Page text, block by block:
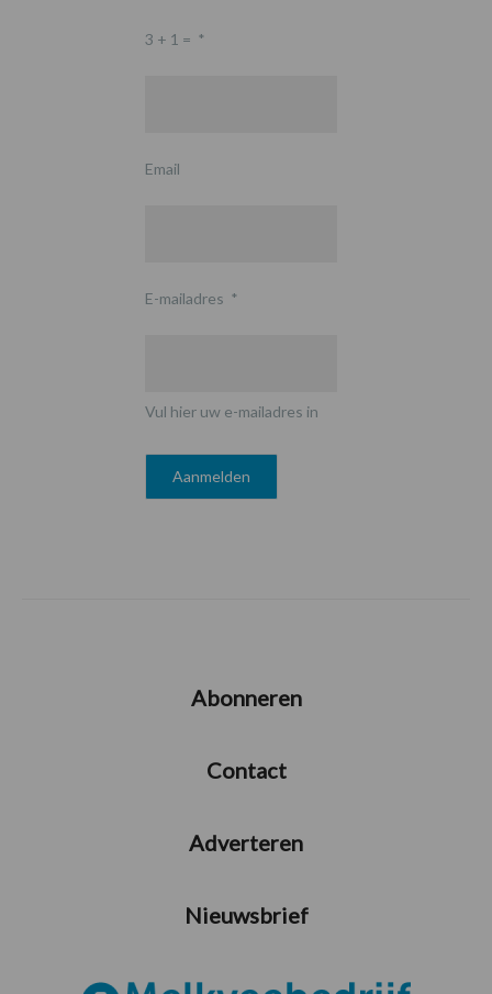
3 + 1 = *
Email
E-mailadres *
Vul hier uw e-mailadres in
Abonneren
Contact
Adverteren
Nieuwsbrief